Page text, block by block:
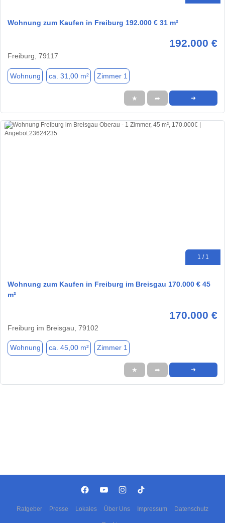
Wohnung zum Kaufen in Freiburg 192.000 € 31 m²
192.000 €
Freiburg, 79117
Wohnung ca. 31,00 m² Zimmer 1
★ ➦ ➜
1 / 1
Wohnung zum Kaufen in Freiburg im Breisgau 170.000 € 45
m²
170.000 €
Freiburg im Breisgau, 79102
Wohnung ca. 45,00 m² Zimmer 1
★ ➦ ➜
Ratgeber Presse Lokales Über Uns Impressum Datenschutz